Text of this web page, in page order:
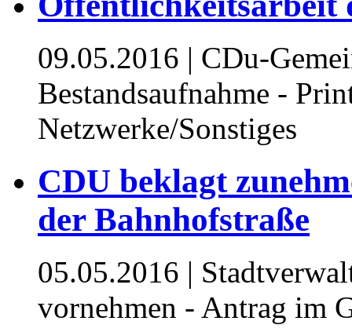
09.05.2016 | CDu-
Bestandsaufnahme -
Netzwerke/Sonstiges
CDU beklagt
der Bahnhofstraße
05.05.2016 |
vornehmen - Antrag im